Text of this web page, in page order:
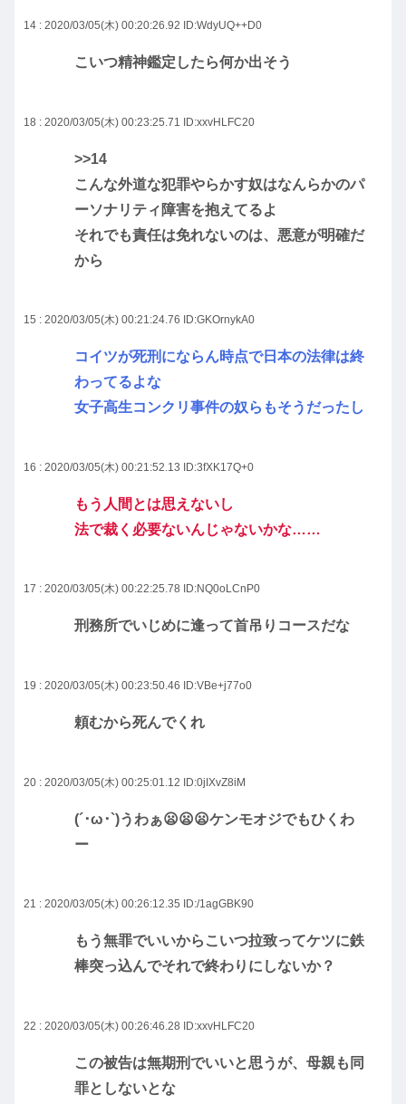
14 : 2020/03/05(木) 00:20:26.92 ID:WdyUQ++D0
こいつ精神鑑定したら何か出そう
18 : 2020/03/05(木) 00:23:25.71 ID:xxvHLFC20
>>14
こんな外道な犯罪やらかす奴はなんらかのパ
ーソナリティ障害を抱えてるよ
それでも責任は免れないのは、悪意が明確だ
から
15 : 2020/03/05(木) 00:21:24.76 ID:GKOrnykA0
コイツが死刑にならん時点で日本の法律は終
わってるよな
女子高生コンクリ事件の奴らもそうだったし
16 : 2020/03/05(木) 00:21:52.13 ID:3fXK17Q+0
もう人間とは思えないし
法で裁く必要ないんじゃないかな……
17 : 2020/03/05(木) 00:22:25.78 ID:NQ0oLCnP0
刑務所でいじめに逢って首吊りコースだな
19 : 2020/03/05(木) 00:23:50.46 ID:VBe+j77o0
頼むから死んでくれ
20 : 2020/03/05(木) 00:25:01.12 ID:0jIXvZ8iM
(´･ω･`)うわぁ😦😦😦ケンモオジでもひくわ
ー
21 : 2020/03/05(木) 00:26:12.35 ID:/1agGBK90
もう無罪でいいからこいつ拉致ってケツに鉄
棒突っ込んでそれで終わりにしないか？
22 : 2020/03/05(木) 00:26:46.28 ID:xxvHLFC20
この被告は無期刑でいいと思うが、母親も同
罪としないとな